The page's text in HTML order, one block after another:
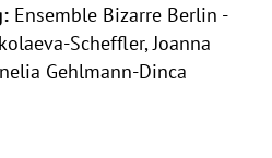
Ensemble Bizarre Berlin -
Scheffler, Joanna
Gehlmann-Dinca